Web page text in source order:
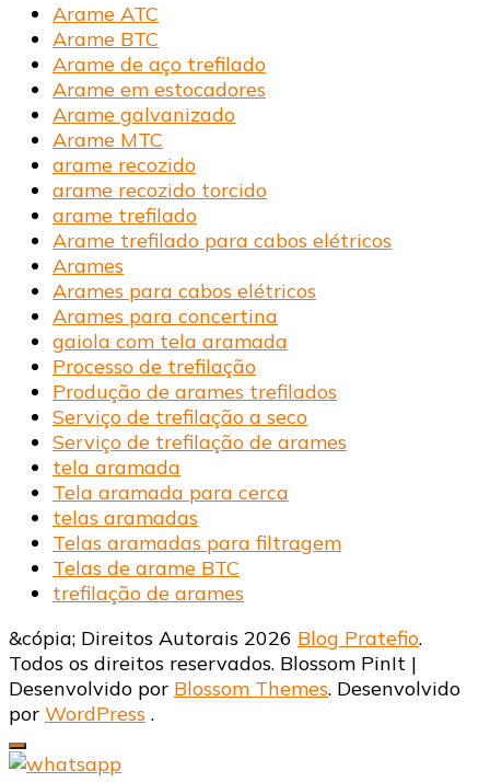
Arame ATC
Arame BTC
Arame de aço trefilado
Arame em estocadores
Arame galvanizado
Arame MTC
arame recozido
arame recozido torcido
arame trefilado
Arame trefilado para cabos elétricos
Arames
Arames para cabos elétricos
Arames para concertina
gaiola com tela aramada
Processo de trefilação
Produção de arames trefilados
Serviço de trefilação a seco
Serviço de trefilação de arames
tela aramada
Tela aramada para cerca
telas aramadas
Telas aramadas para filtragem
Telas de arame BTC
trefilação de arames
&cópia; Direitos Autorais 2026 Blog Pratefio.
Todos os direitos reservados. Blossom PinIt |
Desenvolvido por Blossom Themes. Desenvolvido
por WordPress .